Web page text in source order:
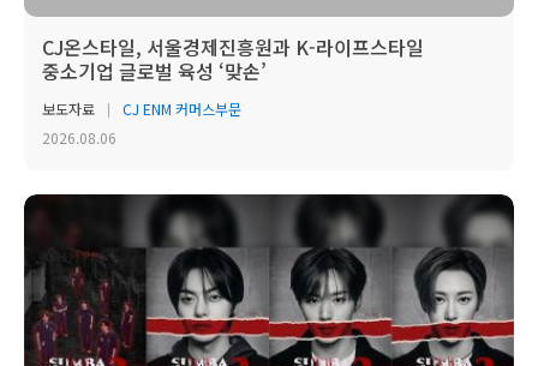
CJ온스타일, 서울경제진흥원과 K-라이프스타일
중소기업 글로벌 육성 ‘맞손’
보도자료
CJ ENM 커머스부문
2026.08.06